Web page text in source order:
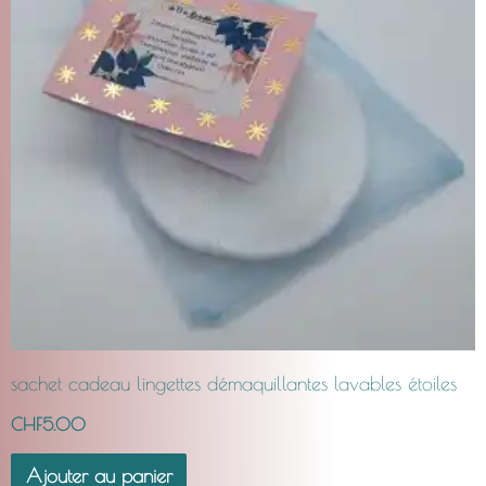
sachet cadeau lingettes démaquillantes lavables étoiles
CHF5.00
Ajouter au panier